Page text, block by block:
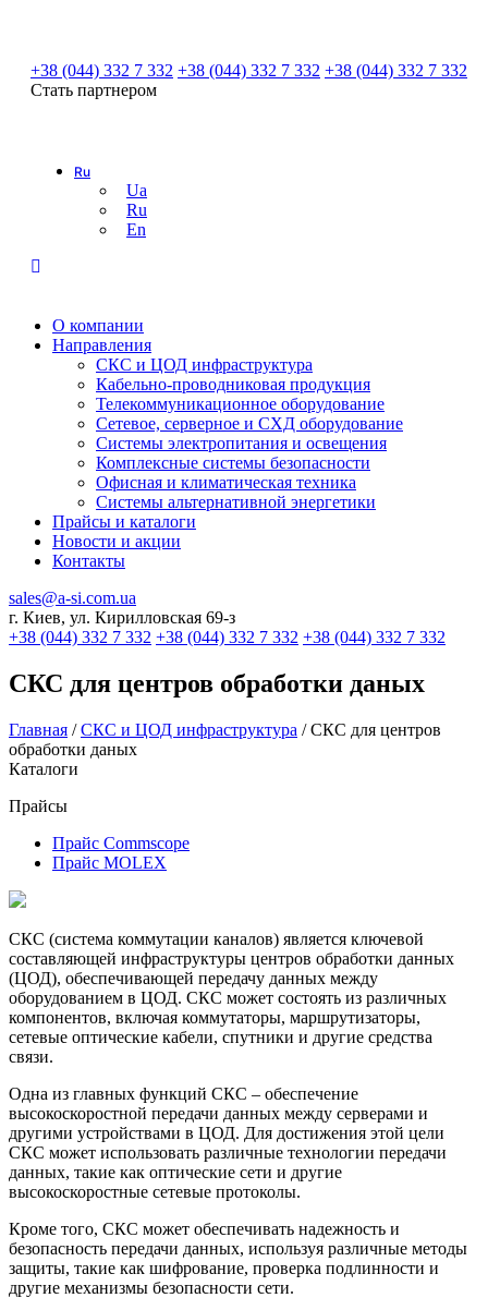
+38 (044) 332 7 332 +38 (044) 332 7 332 +38 (044) 332 7 332
Стать партнером
Ru
Ua
Ru
En
О компании
Направления
СКС и ЦОД инфраструктура
Кабельно-проводниковая продукция
Телекоммуникационное оборудование
Сетевое, серверное и СХД оборудование
Системы электропитания и освещения
Комплексные системы безопасности
Офисная и климатическая техника
Системы альтернативной энергетики
Прайсы и каталоги
Новости и акции
Контакты
sales@a-si.com.ua
г. Киев, ул. Кирилловская 69-з
+38 (044) 332 7 332 +38 (044) 332 7 332 +38 (044) 332 7 332
СКС для центров обработки даных
Главная /СКС и ЦОД инфраструктура /СКС для центров
обработки даных
Каталоги
Прайсы
Прайс Commscope
Прайс MOLEX
СКС (система коммутации каналов) является ключевой
составляющей инфраструктуры центров обработки данных
(ЦОД), обеспечивающей передачу данных между
оборудованием в ЦОД. СКС может состоять из различных
компонентов, включая коммутаторы, маршрутизаторы,
сетевые оптические кабели, спутники и другие средства
связи.
Одна из главных функций СКС – обеспечение
высокоскоростной передачи данных между серверами и
другими устройствами в ЦОД. Для достижения этой цели
СКС может использовать различные технологии передачи
данных, такие как оптические сети и другие
высокоскоростные сетевые протоколы.
Кроме того, СКС может обеспечивать надежность и
безопасность передачи данных, используя различные методы
защиты, такие как шифрование, проверка подлинности и
другие механизмы безопасности сети.